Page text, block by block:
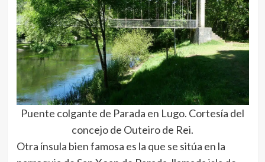
Puente colgante de Parada en Lugo. Cortesía del
concejo de Outeiro de Rei.
Otra ínsula bien famosa es la que se sitúa en la